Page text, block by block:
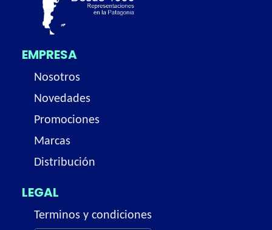
EMPRESA
Nosotros
Novedades
Promociones
Marcas
Distribución
LEGAL
Terminos y condiciones